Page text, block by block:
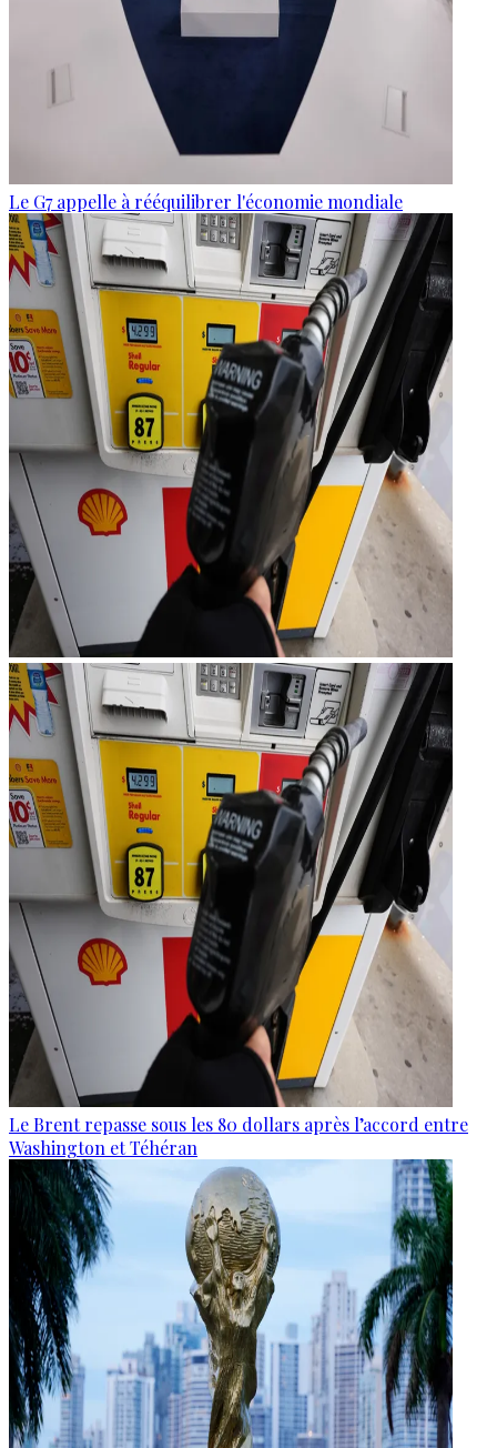
Le G7 appelle à rééquilibrer l'économie mondiale
Le Brent repasse sous les 80 dollars après l’accord entre
Washington et Téhéran